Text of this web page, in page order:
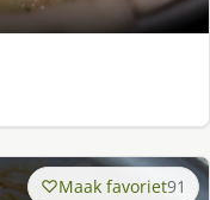
Maak favoriet91